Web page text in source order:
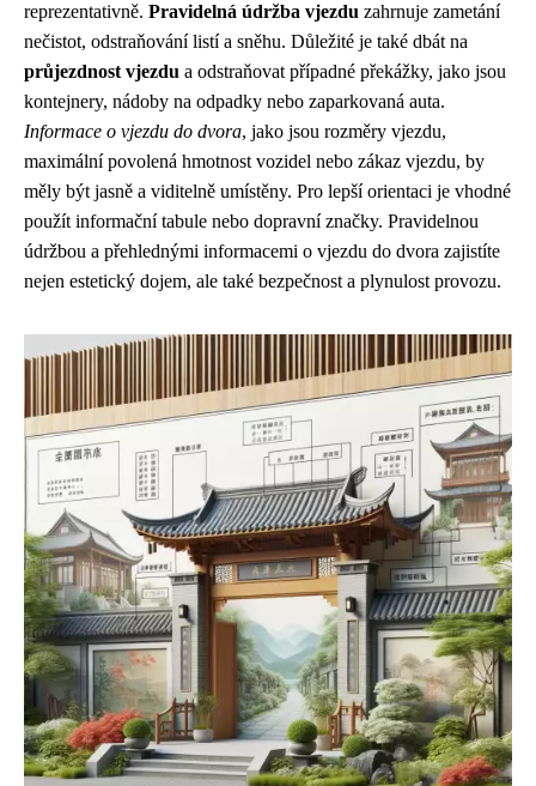
reprezentativně. Pravidelná údržba vjezdu zahrnuje zametání
nečistot, odstraňování listí a sněhu. Důležité je také dbát na
průjezdnost vjezdu a odstraňovat případné překážky, jako jsou
kontejnery, nádoby na odpadky nebo zaparkovaná auta.
Informace o vjezdu do dvora, jako jsou rozměry vjezdu,
maximální povolená hmotnost vozidel nebo zákaz vjezdu, by
měly být jasně a viditelně umístěny. Pro lepší orientaci je vhodné
použít informační tabule nebo dopravní značky. Pravidelnou
údržbou a přehlednými informacemi o vjezdu do dvora zajistíte
nejen estetický dojem, ale také bezpečnost a plynulost provozu.